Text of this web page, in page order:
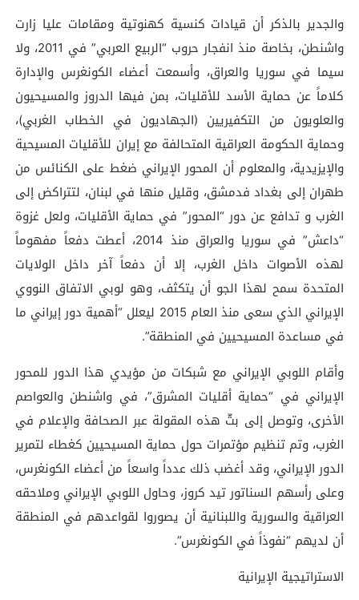
والجدير بالذكر أن قيادات كنسية كهنوتية ومقامات عليا زارت
واشنطن، بخاصة منذ انفجار حروب “الربيع العربي” في 2011، ولا
سيما في سوريا والعراق، وأسمعت أعضاء الكونغرس والإدارة
كلاماً عن حماية الأسد للأقليات، بمن فيها الدروز والمسيحيون
والعلويون من التكفيريين (الجهاديون في الخطاب الغربي)،
وحماية الحكومة العراقية المتحالفة مع إيران للأقليات المسيحية
والإيزيدية، والمعلوم أن المحور الإيراني ضغط على الكنائس من
طهران إلى بغداد فدمشق، وقليل منها في لبنان، لتتراكض إلى
الغرب و تدافع عن دور “المحور” في حماية الأقليات، ولعل غزوة
“داعش” في سوريا والعراق منذ 2014، أعطت دفعاً مفهوماً
لهذه الأصوات داخل الغرب، إلا أن دفعاً آخر داخل الولايات
المتحدة سمح لهذا الجو أن يتكثف، وهو لوبي الاتفاق النووي
الإيراني الذي سعى منذ العام 2015 ليعلل “أهمية دور إيراني ما
في مساعدة المسيحيين في المنطقة”.
وأقام اللوبي الإيراني مع شبكات من مؤيدي هذا الدور للمحور
الإيراني في “حماية أقليات المشرق”، في واشنطن والعواصم
الأخرى، وتوصل إلى بثّ هذه المقولة عبر الصحافة والإعلام في
الغرب، وتم تنظيم مؤتمرات حول حماية المسيحيين كغطاء لتمرير
الدور الإيراني، وقد أغضب ذلك عدداً واسعاً من أعضاء الكونغرس،
وعلى رأسهم السناتور تيد كروز، وحاول اللوبي الإيراني وملاحقه
العراقية والسورية واللبنانية أن يصوروا لقواعدهم في المنطقة
أن لديهم “نفوذاً في الكونغرس”.
الاستراتيجية الإيرانية